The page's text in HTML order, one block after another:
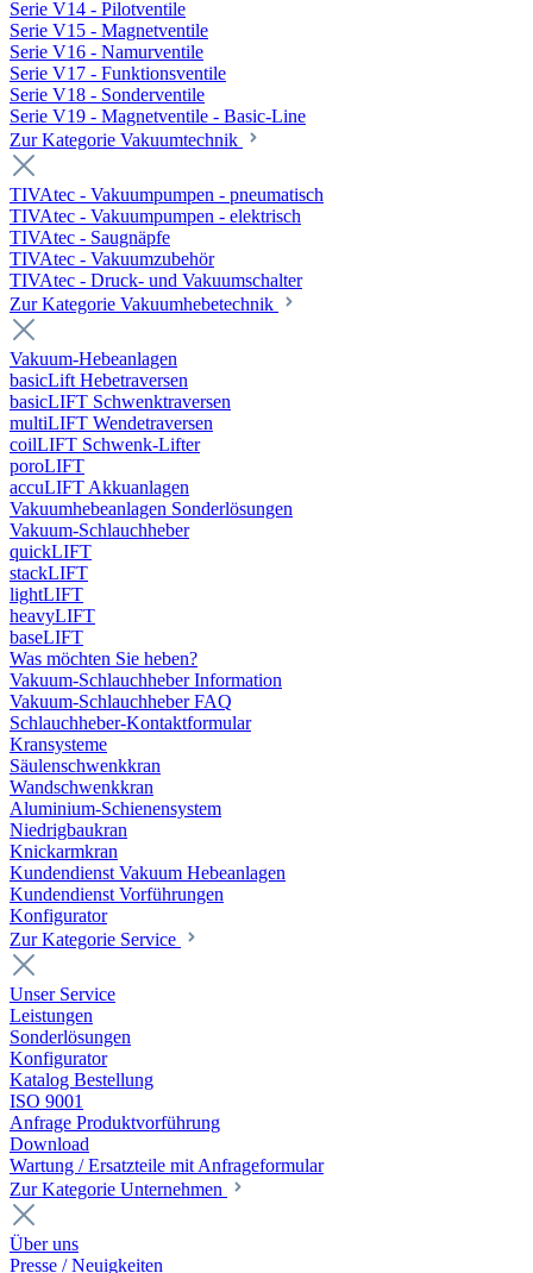
Serie V14 - Pilotventile
Serie V15 - Magnetventile
Serie V16 - Namurventile
Serie V17 - Funktionsventile
Serie V18 - Sonderventile
Serie V19 - Magnetventile - Basic-Line
Zur Kategorie Vakuumtechnik
TIVAtec - Vakuumpumpen - pneumatisch
TIVAtec - Vakuumpumpen - elektrisch
TIVAtec - Saugnäpfe
TIVAtec - Vakuumzubehör
TIVAtec - Druck- und Vakuumschalter
Zur Kategorie Vakuumhebetechnik
Vakuum-Hebeanlagen
basicLift Hebetraversen
basicLIFT Schwenktraversen
multiLIFT Wendetraversen
coilLIFT Schwenk-Lifter
poroLIFT
accuLIFT Akkuanlagen
Vakuumhebeanlagen Sonderlösungen
Vakuum-Schlauchheber
quickLIFT
stackLIFT
lightLIFT
heavyLIFT
baseLIFT
Was möchten Sie heben?
Vakuum-Schlauchheber Information
Vakuum-Schlauchheber FAQ
Schlauchheber-Kontaktformular
Kransysteme
Säulenschwenkkran
Wandschwenkkran
Aluminium-Schienensystem
Niedrigbaukran
Knickarmkran
Kundendienst Vakuum Hebeanlagen
Kundendienst Vorführungen
Konfigurator
Zur Kategorie Service
Unser Service
Leistungen
Sonderlösungen
Konfigurator
Katalog Bestellung
ISO 9001
Anfrage Produktvorführung
Download
Wartung / Ersatzteile mit Anfrageformular
Zur Kategorie Unternehmen
Über uns
Presse / Neuigkeiten